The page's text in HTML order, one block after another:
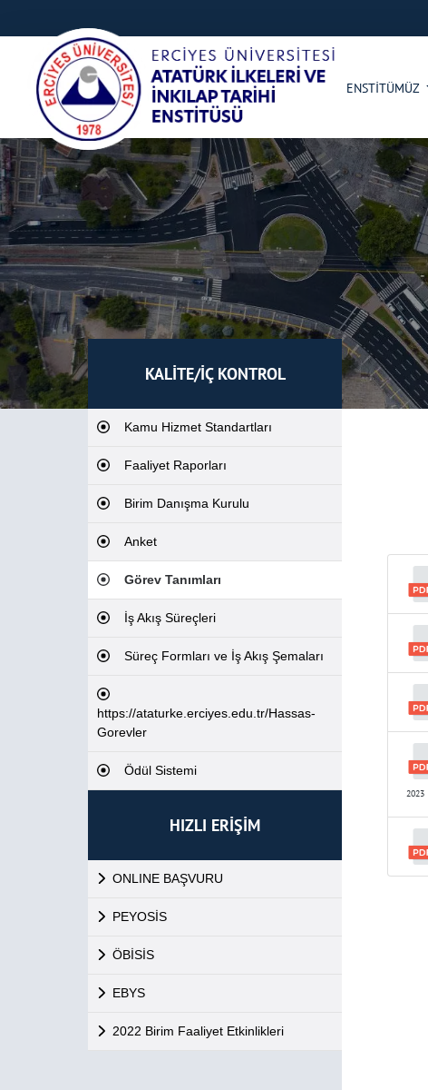
ENSTİTÜMÜZ
KALİTE/İÇ KONTROL
Kamu Hizmet Standartları
Faaliyet Raporları
Birim Danışma Kurulu
Anket
Görev Tanımları
İş Akış Süreçleri
Süreç Formları ve İş Akış Şemaları
https://ataturke.erciyes.edu.tr/Hassas-
Gorevler
Ödül Sistemi
HIZLI ERİŞİM
ONLINE BAŞVURU
PEYOSİS
ÖBİSİS
EBYS
2022 Birim Faaliyet Etkinlikleri
2023